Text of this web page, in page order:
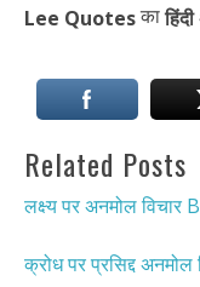
Lee Quotesका
Related Posts
लक्ष्य पर अनमोल
क्रोध पर प्रसिद्द